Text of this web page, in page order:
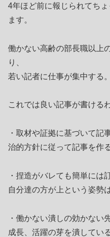
4年ほど前に報じられてち
ます。
働かない高齢の部長職以上
り、
若い記者に仕事が集中する。
これでは良い記事が書ける
・取材や証拠に基づいて記
治的方針に従って記事を作
・捏造がバレても簡単には
自分達の方が上という姿勢
・働かない潰しの効かない
成長、活躍の芽を潰してい